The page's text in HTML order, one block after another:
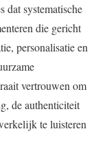
dat systematische
die gericht
personalisatie en
vertrouwen om
de authenticiteit
te luisteren